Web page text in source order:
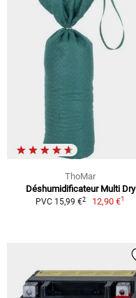
ThoMar
Déshumidificateur Multi Dry
PVC 15,99 €2 12,90 €1